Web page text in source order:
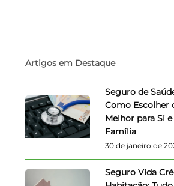
Artigos em Destaque
Seguro de
Como Escolher
Melhor para Si e
Família
30 de janeiro de
Seguro Vida